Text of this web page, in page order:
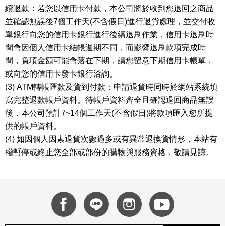
續退款：若您以信用卡付款，本公司將於收到您退回之商品
並確認無誤後7個工作天(不含假日)進行退貨處理，並交付收
單銀行向您的信用卡銀行進行後續退刷作業，信用卡退刷時
間會因個人信用卡結帳週期不同，而影響退刷款項完成時
間，負項金額可能會落在下期，請您留意下期信用卡帳單，
或向您的信用卡發卡銀行洽詢。
(3) ATM轉帳匯款及貨到付款：申請退貨時同時於網站系統填
寫完整退款帳戶資料。待帳戶資料齊全且確認退回商品無誤
後，本公司預計7~14個工作天(不含假日)將款項匯入您所提
供的帳戶資料。
(4) 如因個人因素退貨次數過多或有異常退換貨情形，本站有
權暫停或終止您全部或部份的購物與服務資格，敬請見諒。